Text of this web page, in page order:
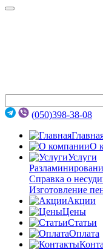
(050)398-38-08
О
Услуги
Справка о
Изготовление
Акции
Цены
Статьи
Оплата